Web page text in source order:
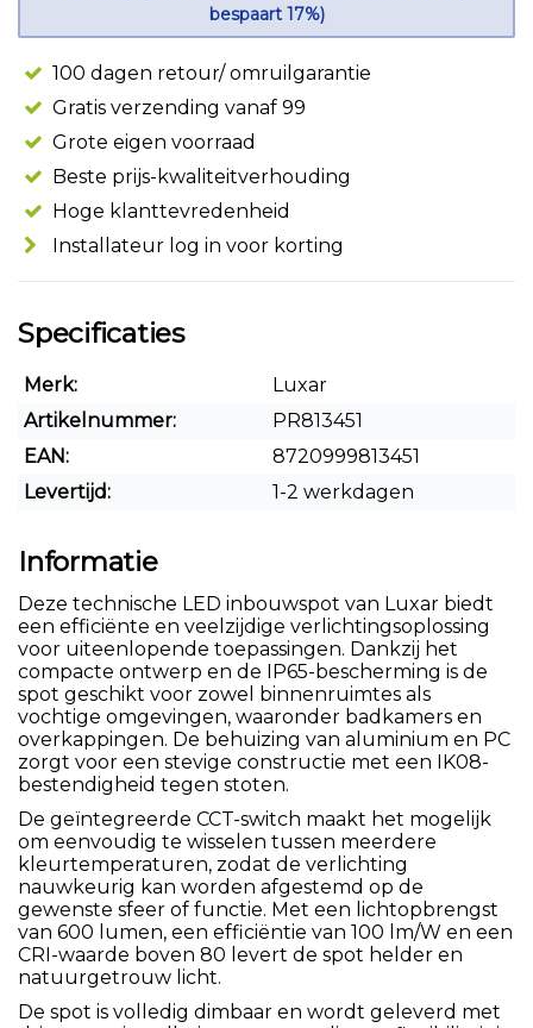
bespaart 17%)
100 dagen retour/ omruilgarantie
Gratis verzending vanaf 99
Grote eigen voorraad
Beste prijs-kwaliteitverhouding
Hoge klanttevredenheid
Installateur log in voor korting
Specificaties
Merk:
Luxar
Artikelnummer:
PR813451
EAN:
8720999813451
Levertijd:
1-2 werkdagen
Informatie
Deze technische LED inbouwspot van Luxar biedt
een efficiënte en veelzijdige verlichtingsoplossing
voor uiteenlopende toepassingen. Dankzij het
compacte ontwerp en de IP65-bescherming is de
spot geschikt voor zowel binnenruimtes als
vochtige omgevingen, waaronder badkamers en
overkappingen. De behuizing van aluminium en PC
zorgt voor een stevige constructie met een IK08-
bestendigheid tegen stoten.
De geïntegreerde CCT-switch maakt het mogelijk
om eenvoudig te wisselen tussen meerdere
kleurtemperaturen, zodat de verlichting
nauwkeurig kan worden afgestemd op de
gewenste sfeer of functie. Met een lichtopbrengst
van 600 lumen, een efficiëntie van 100 lm/W en een
CRI-waarde boven 80 levert de spot helder en
natuurgetrouw licht.
De spot is volledig dimbaar en wordt geleverd met